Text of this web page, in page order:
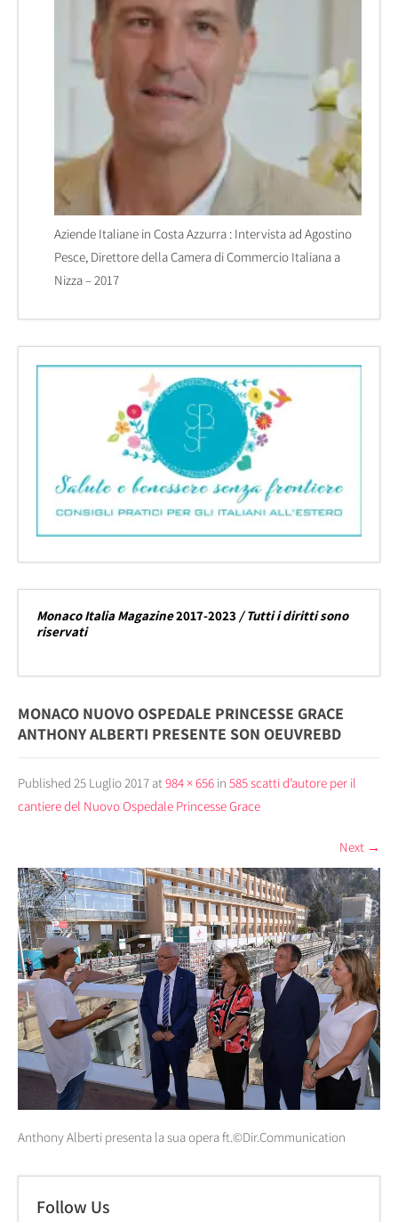
Aziende Italiane in Costa Azzurra : Intervista ad Agostino
Pesce, Direttore della Camera di Commercio Italiana a
Nizza – 2017
Monaco Italia Magazine2017-2023 / Tutti i diritti sono
riservati
MONACO NUOVO OSPEDALE PRINCESSE GRACE
ANTHONY ALBERTI PRESENTE SON OEUVREBD
Published 25 Luglio 2017 at984 × 656 in 585 scatti d’autore per il
cantiere del Nuovo Ospedale Princesse Grace
Next →
Anthony Alberti presenta la sua opera ft.©Dir.Communication
Follow Us